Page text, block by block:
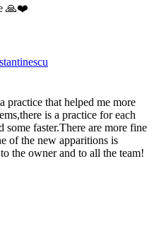
🙏❤️
practice that helped me more
is a practice for each
some faster.There are more fine
of the new apparitions is
the owner and to all the team!